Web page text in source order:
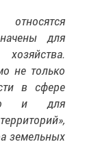
для
не только
в сфере
но и для
земельных